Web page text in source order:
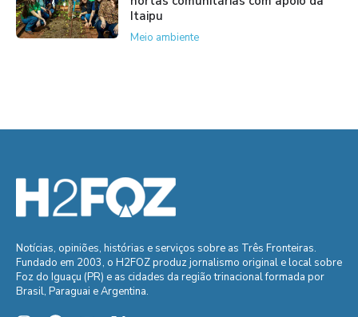
Itaipu
Meio ambiente
Notícias, opiniões, histórias e serviços sobre as Três Fronteiras.
Fundado em 2003, o H2FOZ produz jornalismo original e local sobre
Foz do Iguaçu (PR) e as cidades da região trinacional formada por
Brasil, Paraguai e Argentina.